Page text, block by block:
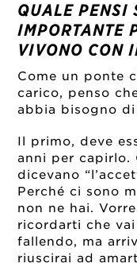
QUALE PENSI
IMPORTANTE
VIVONO CON
Come un ponte
carico, penso
abbia bisogno
Il primo, deve
anni per capirlo.
dicevano
Perché ci sono
non ne hai.
ricordarti che
fallendo, ma
riuscirai ad